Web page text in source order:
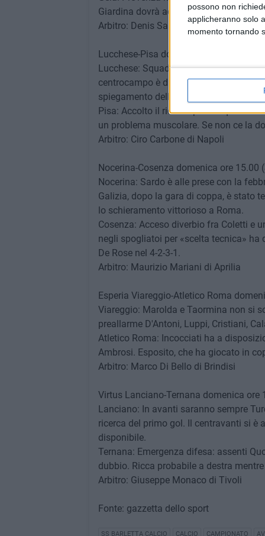
possono non
applicheranno solo
momento tornando
Giardina dovrà accontentarsi della
Arbitro: Denis Santonocito di
Lucchese-Pisa domenica ore 15.00
Lucchese: Squadra in ritiro al Ciocco
centrocampo è di nuovo disponibile
spiegamento delle forze dell'ordine per
Pisa: Accolto il ricorso per la squalifica
un problema muscolare. Se non ce la
Arbitro: Ciro Carbone di Napoli
Nocerina-Cosenza domenica ore 15.00
Nocerina: Sardo è alle prese con la
Galizia, dopo la gara di coppa, è stato
lo schieramento vittorioso a Roma.
Cosenza: Acceso diverbio fra Coletti e
negli spogliatoi per «scelta tecnica»
De Rose nel 4-2-3-1.
Arbitro: Maurizio Mariani di Aprilia
Esperia Viareggio-Atletico Roma
Viareggio: Marolda e Taormina non si
preallarme D'Antoni, Luppi, Cristiani,
Atletico Roma: Incocciati ha a
Ambrosi. Esposito, che ha giocato in
Arbitro: Marco Di Bello di Brindisi
Virtus Lanciano-Ternana domenica ore
Lanciano: In avanti saranno sempre
ricerca del primo gol. Il centravanti si è
disponibile.
Ternana: Emergenza difesa: assenti
dubbio. Ricca probabile a destra
Arbitro: Giuseppe Monaco di Tivoli
Fonte: gazzetta dello sport
SS BARLETTA CALCIO CALCIO CAMPIONATO